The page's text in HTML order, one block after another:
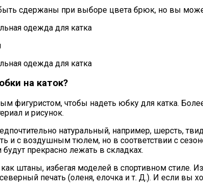
сдержаны при выборе цвета брюк, но вы
на каток?
фигуристом, чтобы надеть юбку для катка.
и рисунок.
натуральный, например, шерсть,
и с воздушным тюлем, но в соответствии с
прекрасно лежать в складках.
штаны, избегая моделей в спортивном стиле.
печать (оленя, елочка и т. Д.). И если вы